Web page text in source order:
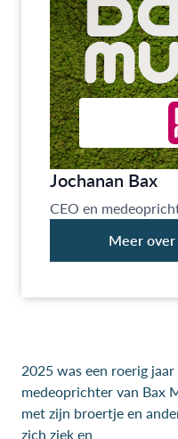
2025 was een roerig
medeoprichter van Bax
met zijn broertje en
zich ziek en